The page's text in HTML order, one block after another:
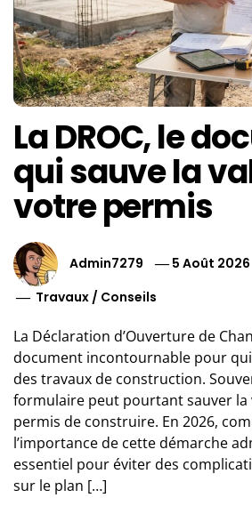
La DROC, le
qui sauve la
votre permis
Admin7279
5 Août 2026
Travaux / Conseils
La Déclaration d’Ouverture de
document incontournable pour
des travaux de construction.
formulaire peut pourtant sauver la
permis de construire. En 2026,
l’importance de cette démarche
essentiel pour éviter des
sur le plan […]